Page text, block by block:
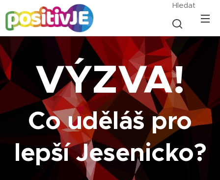
Hledat
VÝZVA!
Co uděláš pro
lepší Jesenicko?